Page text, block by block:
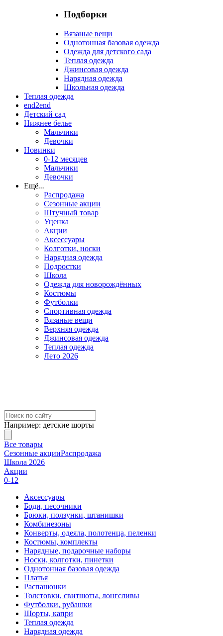
Подборки
Вязаные вещи
Однотонная базовая одежда
Одежда для детского сада
Теплая одежда
Джинсовая одежда
Нарядная одежда
Школьная одежда
Теплая одежда
end2end
Детский сад
Нижнее белье
Мальчики
Девочки
Новинки
0-12 месяцев
Мальчики
Девочки
Ещё...
Распродажа
Сезонные акции
Штучный товар
Уценка
Акции
Аксессуары
Колготки, носки
Нарядная одежда
Подростки
Школа
Одежда для новорождённых
Костюмы
Футболки
Спортивная одежда
Вязаные вещи
Верхняя одежда
Джинсовая одежда
Теплая одежда
Лето 2026
Например: детские шорты
Все товары
Сезонные акцииРаспродажа
Школа 2026
Акции
0-12
Аксессуары
Боди, песочники
Брюки, ползунки, штанишки
Комбинезоны
Конверты, одеяла, полотенца, пеленки
Костюмы, комплекты
Нарядные, подарочные наборы
Носки, колготки, пинетки
Однотонная базовая одежда
Платья
Распашонки
Толстовки, свитшоты, лонгсливы
Футболки, рубашки
Шорты, капри
Теплая одежда
Нарядная одежда